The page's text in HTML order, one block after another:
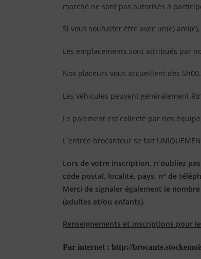
marché ne sont pas autorisés à
Si vous souhaiter être avec un(e)
Les emplacements sont attribués par
Nos placeurs vous accueillent dès 5h00.
Les véhicules peuvent généralement
Le paiement est collecté par nos
L´entrée brocanteur se fait
Lors de votre inscription, n´oubliez
code postal, localité, pays, n° de
Merci de signaler également le
(adultes et/ou enfants).
Renseignements et inscriptions pour
Par internet : http://